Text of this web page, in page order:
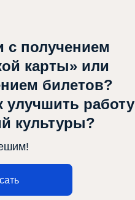
с получением
карты» или
билетов?
улучшить работу
культуры?